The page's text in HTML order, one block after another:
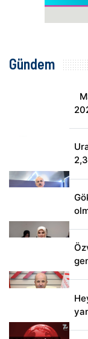
Gündem